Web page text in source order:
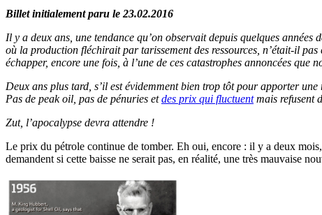
Billet initialement paru le 23.02.2016
Il y a deux ans, une tendance qu’on observait depuis quelques
où la production fléchirait par tarissement des ressources, n’était-il
échapper, encore une fois, à l’une de ces catastrophes annoncées
Deux ans plus tard, s’il est évidemment bien trop tôt pour apporter une
Pas de peak oil, pas de pénuries etdes prix qui fluctuentmais refusent
Zut, l’apocalypse devra attendre !
Le prix du pétrole continue de tomber. Eh oui, encore : il y a deux mois,
demandent si cette baisse ne serait pas, en réalité, une très mauvaise